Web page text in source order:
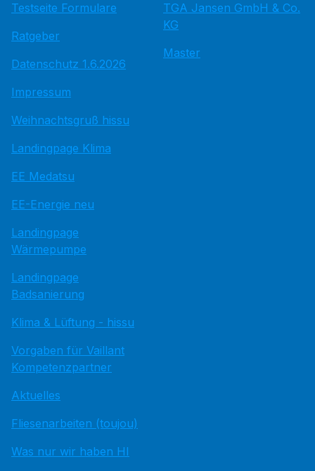
Testseite Formulare
Ratgeber
Datenschutz 1.6.2026
Impressum
Weihnachtsgruß hissu
Landingpage Klima
EE Medatsu
EE-Energie neu
Landingpage
Wärmepumpe
Landingpage
Badsanierung
Klima & Lüftung - hissu
Vorgaben für Vaillant
Kompetenzpartner
Aktuelles
Fliesenarbeiten (toujou)
Was nur wir haben HI
TGA Jansen GmbH & Co.
KG
Master